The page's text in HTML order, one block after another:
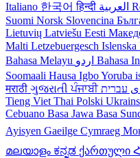
Italiano 한국어हिन्दी
Suomi Norsk Slovencina
Lietuvių Latviešu Eesti
Malti Letzebuergesch Islenska
Bahasa Melayu
Bahasa
Soomaali Hausa IgboYoruba
मराठी ગુજરાતીਪੰਜਾਬੀ
Tieng Viet Thai Polski
Cebuano Basa Jawa Basa
Ayisyen Gaeilge Cymraeg
മലയാളം ಕನ್ನಡ ქართული